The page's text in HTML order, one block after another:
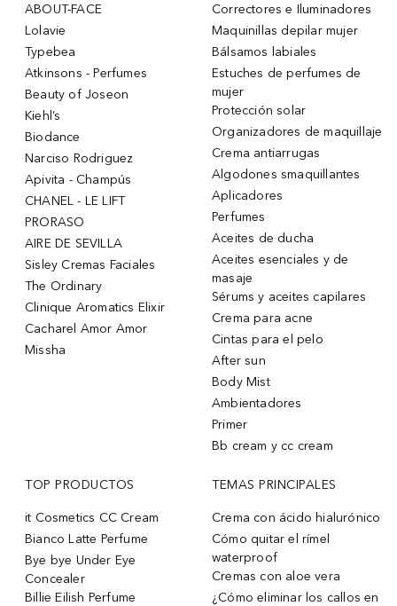
ABOUT-FACE
Lolavie
Typebea
Atkinsons - Perfumes
Beauty of Joseon
Kiehl’s
Biodance
Narciso Rodriguez
Apivita - Champús
CHANEL - LE LIFT
PRORASO
AIRE DE SEVILLA
Sisley Cremas Faciales
The Ordinary
Clinique Aromatics Elixir
Cacharel Amor Amor
Missha
Correctores e Iluminadores
Maquinillas depilar mujer
Bálsamos labiales
Estuches de perfumes de
mujer
Protección solar
Organizadores de maquillaje
Crema antiarrugas
Algodones smaquillantes
Aplicadores
Perfumes
Aceites de ducha
Aceites esenciales y de
masaje
Sérums y aceites capilares
Crema para acne
Cintas para el pelo
After sun
Body Mist
Ambientadores
Primer
Bb cream y cc cream
TOP PRODUCTOS
it Cosmetics CC Cream
Bianco Latte Perfume
Bye bye Under Eye
Concealer
Billie Eilish Perfume
TEMAS PRINCIPALES
Crema con ácido hialurónico
Cómo quitar el rímel
waterproof
Cremas con aloe vera
¿Cómo eliminar los callos en